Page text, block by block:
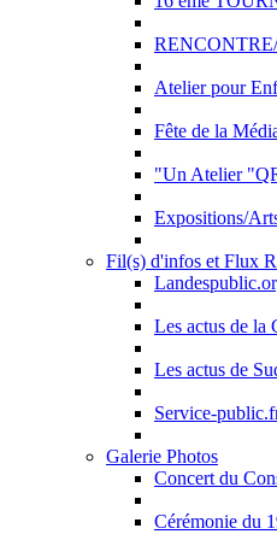
Atelier pour
Fête de la
"Un Atelier
Expositions/
Fil(s) d'infos et Flux
Les actus de la
Les actus de
Service-
Galerie Photos
Concert du
Cérémonie du